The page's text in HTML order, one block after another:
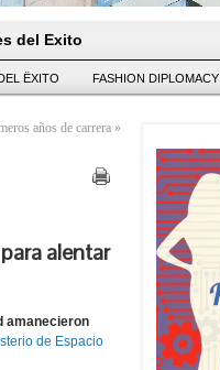
del Exito
ËXITO FASHION DIPLOMACY
años de carrera »
alentar
amanecieron
de Espacio